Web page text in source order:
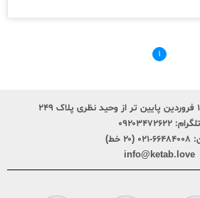
۱
تلگرام: ۰۹۲۰۳۴۷۲۶۲۲
۶۶۴۸۴۰۰۸-۰۲۱ (۲۰ خط)
info@ketab.love